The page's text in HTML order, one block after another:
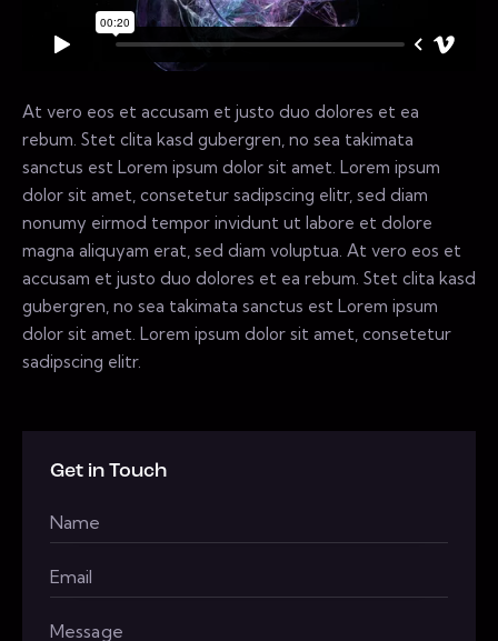
At vero eos et accusam et justo duo dolores et ea
rebum. Stet clita kasd gubergren, no sea takimata
sanctus est Lorem ipsum dolor sit amet. Lorem ipsum
dolor sit amet, consetetur sadipscing elitr, sed diam
nonumy eirmod tempor invidunt ut labore et dolore
magna aliquyam erat, sed diam voluptua. At vero eos et
accusam et justo duo dolores et ea rebum. Stet clita kasd
gubergren, no sea takimata sanctus est Lorem ipsum
dolor sit amet. Lorem ipsum dolor sit amet, consetetur
sadipscing elitr.
Get in Touch